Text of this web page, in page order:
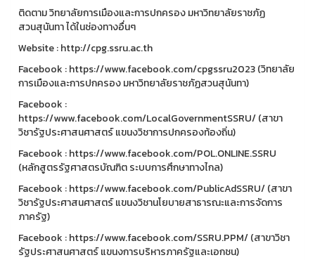
ติดตาม วิทยาลัยการเมืองและการปกครอง มหาวิทยาลัยราชภัฏ
สวนสุนันทา ได้ในช่องทางอื่นๆ
Website : http://cpg.ssru.ac.th
Facebook : https://www.facebook.com/cpgssru2023 (วิทยาลัย
การเมืองและการปกครอง มหาวิทยาลัยราชภัฏสวนสุนันทา)
Facebook :
https://www.facebook.com/LocalGovernmentSSRU/ (สาขา
วิชารัฐประศาสนศาสตร์ แขนงวิชาการปกครองท้องถิ่น)
Facebook : https://www.facebook.com/POL.ONLINE.SSRU
(หลักสูตรรัฐศาสตรบัณฑิต ระบบการศึกษาทางไกล)
Facebook : https://www.facebook.com/PublicAdSSRU/ (สาขา
วิชารัฐประศาสนศาสตร์ แขนงวิชานโยบายสาธารณะและการจัดการ
ภาครัฐ)
Facebook : https://www.facebook.com/SSRU.PPM/ (สาขาวิชา
รัฐประศาสนศาสตร์ แขนงการบริหารภาครัฐและเอกชน)